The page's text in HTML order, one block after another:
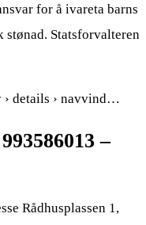
for å ivareta barns
Statsforvalteren
› details › navvind…
–
Rådhusplassen 1,